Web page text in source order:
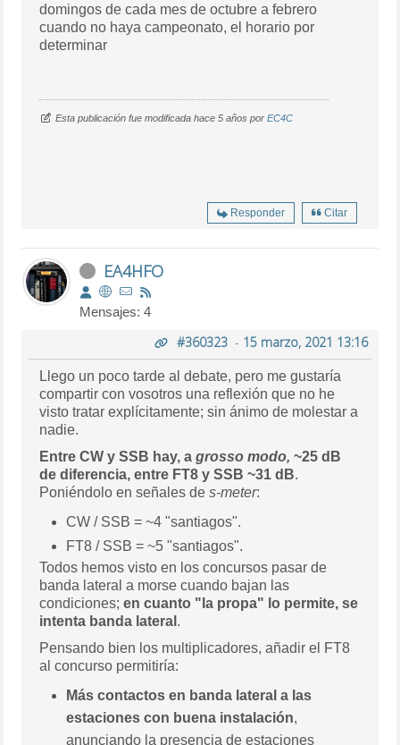
domingos de cada mes de octubre a febrero
cuando no haya campeonato, el horario por
determinar
Esta publicación fue modificada hace 5 años porEC4C
Responder Citar
EA4HFO
Mensajes: 4
#360323- 15 marzo, 2021 13:16
Llego un poco tarde al debate, pero me gustaría
compartir con vosotros una reflexión que no he
visto tratar explícitamente; sin ánimo de molestar a
nadie.
Entre CW y SSB hay, a grosso modo, ~25 dB
de diferencia, entre FT8 y SSB ~31 dB.
Poniéndolo en señales des-meter:
CW / SSB = ~4 "santiagos".
FT8 / SSB = ~5 "santiagos".
Todos hemos visto en los concursos pasar de
banda lateral a morse cuando bajan las
condiciones;en cuanto "la propa" lo permite, se
intenta banda lateral .
Pensando bien los multiplicadores, añadir el FT8
al concurso permitiría:
Más contactos en banda lateral a las
estaciones con buena instalación,
anunciando la presencia de estaciones